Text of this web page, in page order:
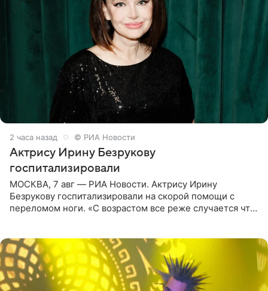
2 часа назад © РИА Новости
Актрису Ирину Безрукову
госпитализировали
МОСКВА, 7 авг — РИА Новости. Актрису Ирину
Безрукову госпитализировали на скорой помощи с
переломом ноги. «С возрастом все реже случается что-